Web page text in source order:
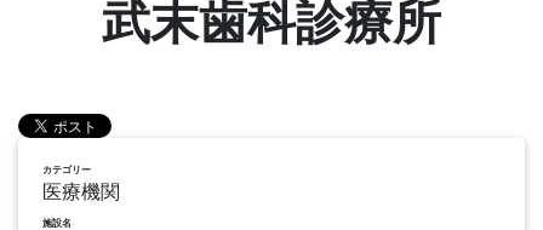
武末歯科診療所
カテゴリー
医療機関
施設名